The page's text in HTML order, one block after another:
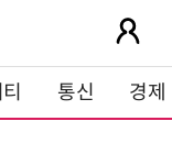
통신 경제